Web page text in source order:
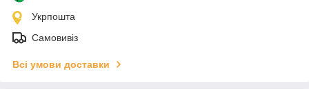
Укрпошта
Самовивіз
Всі умови доставки